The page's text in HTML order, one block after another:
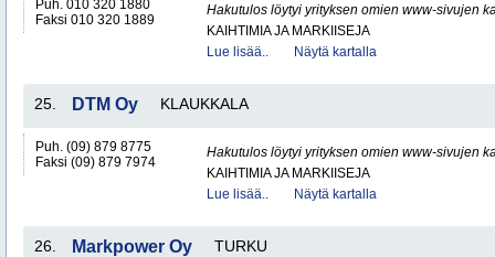
Puh. 010 320 1880
Faksi 010 320 1889
Hakutulos löytyi yrityksen omien www-sivujen
KAIHTIMIA JA MARKIISEJA
Lue lisää..
Näytä kartalla
25. DTM Oy KLAUKKALA
Puh. (09) 879 8775
Faksi (09) 879 7974
Hakutulos löytyi yrityksen omien www-sivujen
KAIHTIMIA JA MARKIISEJA
Lue lisää..
Näytä kartalla
26. Markpower Oy TURKU